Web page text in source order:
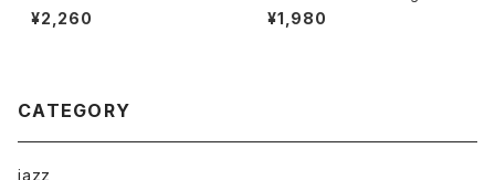
ble Dub/ Enter The Dragon
Dub Version "7"
¥2,260 ¥1,980
CATEGORY
jazz